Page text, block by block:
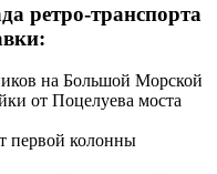
ретро-транспорта
на Большой Морской
от Поцелуева моста
первой колонны